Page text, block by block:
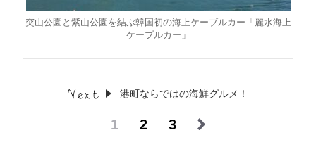
突山公園と紫山公園を結ぶ韓国初の海上ケーブルカー「麗水海上
ケーブルカー」
港町ならではの海鮮グルメ！
1 2 3